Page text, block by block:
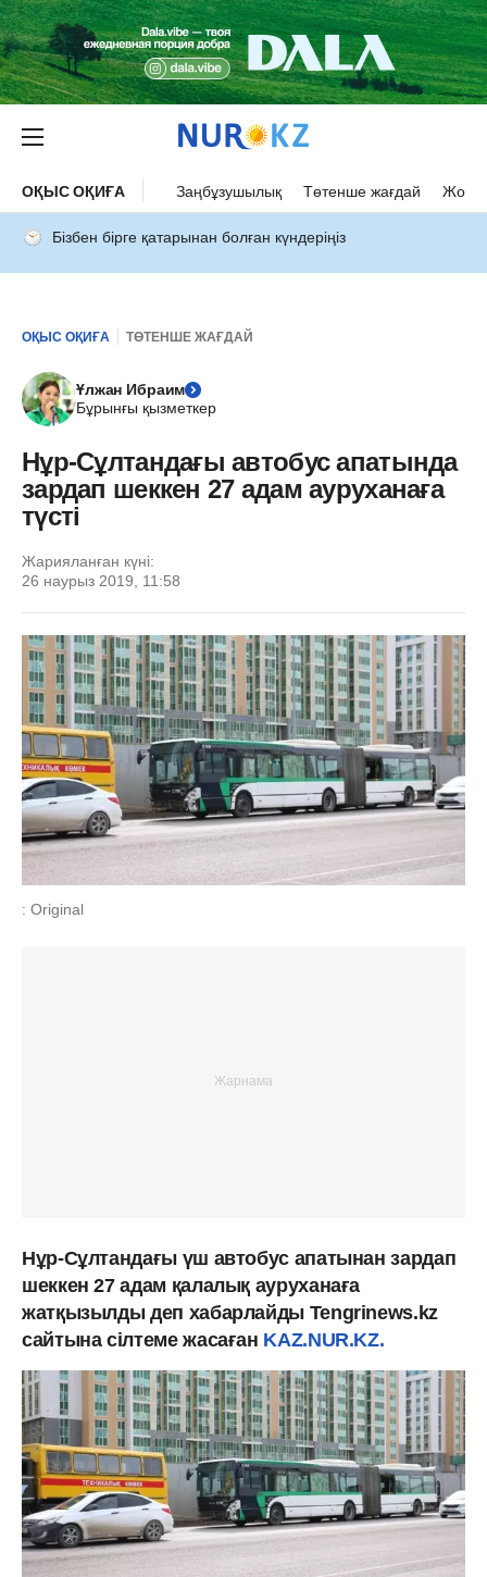
ОҚЫС ОҚИҒА Заңбұзушылық Төтенше жағдай Жол
Бізбен бірге қатарынан болған күндеріңіз
ОҚЫС ОҚИҒА ТӨТЕНШЕ ЖАҒДАЙ
Ұлжан Ибраим
Бұрынғы қызметкер
Нұр-Сұлтандағы автобус апатында
зардап шеккен 27 адам ауруханаға
түсті
Жарияланған күні:
26 наурыз 2019, 11:58
: Original
Нұр-Сұлтандағы үш автобус апатынан зардап
шеккен 27 адам қалалық ауруханаға
жатқызылды деп хабарлайды Tengrinews.kz
сайтына сілтеме жасаған KAZ.NUR.KZ.